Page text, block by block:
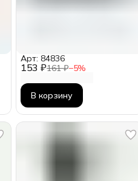
153 ₽161 ₽−5%
Арт: 84836
В корзину